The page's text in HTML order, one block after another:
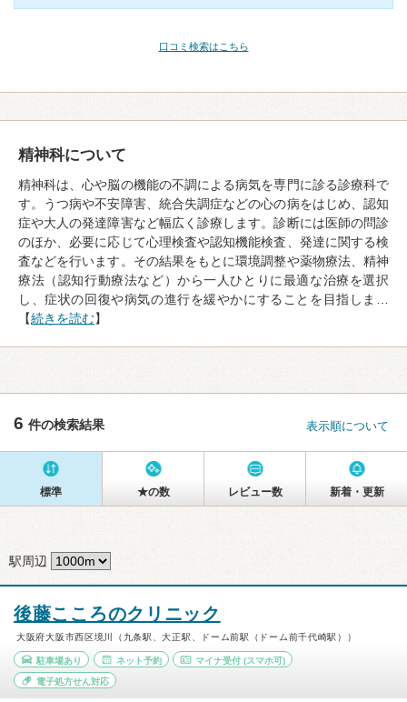
口コミ検索はこちら
精神科について
精神科は、心や脳の機能の不調による病気を専門に診る診療科で
す。うつ病や不安障害、統合失調症などの心の病をはじめ、認知
症や大人の発達障害など幅広く診療します。診断には医師の問診
のほか、必要に応じて心理検査や認知機能検査、発達に関する検
査などを行います。その結果をもとに環境調整や薬物療法、精神
療法（認知行動療法など）から一人ひとりに最適な治療を選択
し、症状の回復や病気の進行を緩やかにすることを目指しま…
【続きを読む】
6 件の検索結果 表示順について
標準 ★の数 レビュー数 新着・更新
駅周辺
後藤こころのクリニック
大阪府大阪市西区境川（九条駅、大正駅、ドーム前駅（ドーム前千代崎駅））
駐車場あり ネット予約 マイナ受付 (スマホ可)
電子処方せん対応